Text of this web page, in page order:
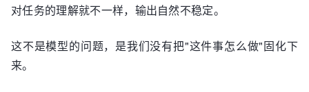
对任务的理解就不一样，输出自然不稳定。
这不是模型的问题，是我们没有把"这件事怎么做"固化下
来。